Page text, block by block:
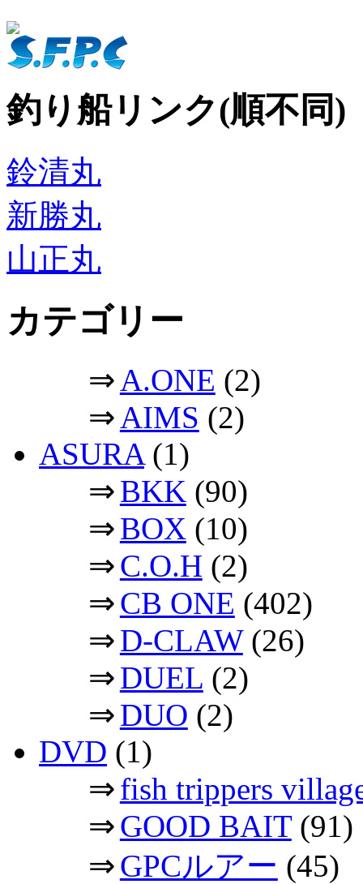
釣り船リンク(順不同)
鈴清丸
新勝丸
山正丸
カテゴリー
⇒A.ONE (2)
⇒AIMS (2)
ASURA(1)
⇒BKK (90)
⇒BOX (10)
⇒C.O.H (2)
⇒CB ONE (402)
⇒D-CLAW(26)
⇒DUEL (2)
⇒DUO (2)
DVD (1)
⇒fish trippers
⇒GOOD BAIT(91)
⇒GPCルアー (45)